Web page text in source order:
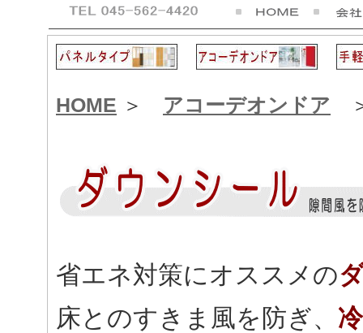
HOME ＞ アコーデオンドア
省エネ対策にオススメの
床とのすきま風を防ぎ、